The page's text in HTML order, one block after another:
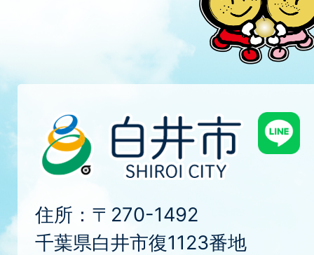
住所：〒270-1492
千葉県白井市復1123番地